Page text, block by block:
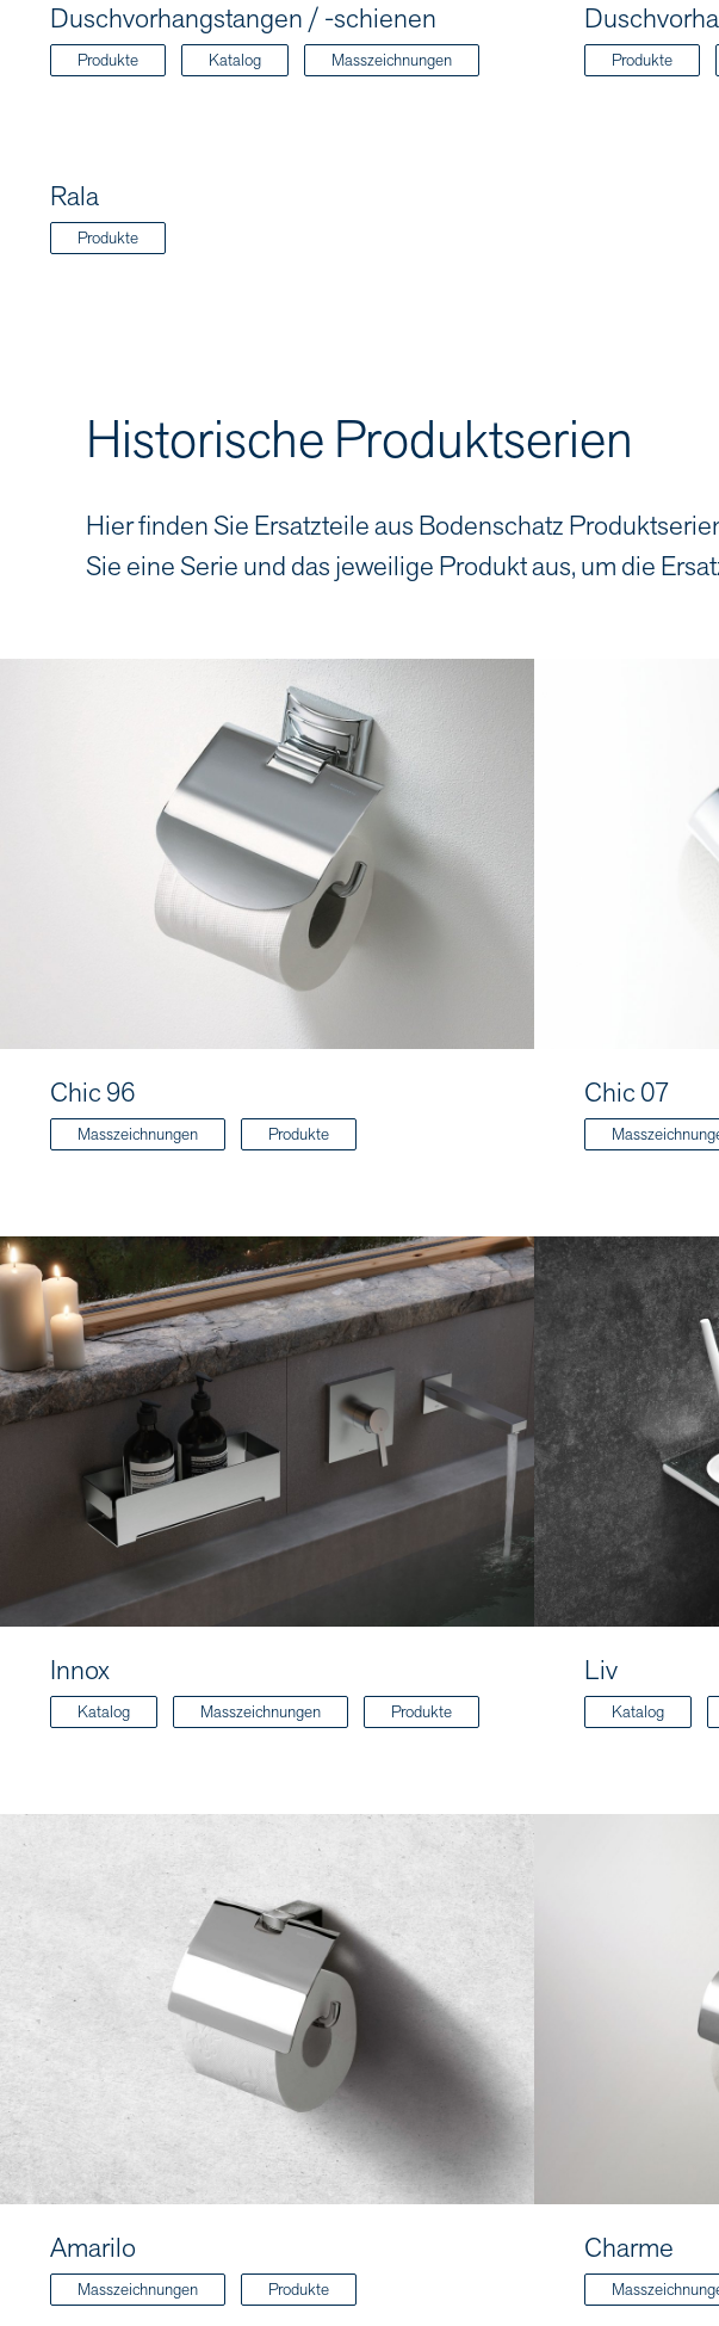
Duschvorhangstangen / -schienen
Produkte Katalog Masszeichnungen Produkte
Rala
Produkte
Historische Produktserien
Hier finden Sie Ersatzteile aus Bodenschatz
Sie eine Serie und das jeweilige Produkt aus, um die
Chic 96
Masszeichnungen Produkte
Chic 07
Innox
Katalog Masszeichnungen Produkte
Liv
Katalog
Amarilo
Masszeichnungen Produkte
Charme